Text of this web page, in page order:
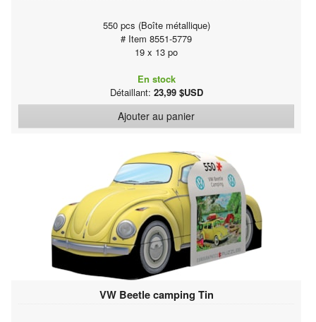
550 pcs (Boîte métallique)
# Item 8551-5779
19 x 13 po
En stock
Détaillant: 23,99 $USD
Ajouter au panier
VW Beetle camping Tin